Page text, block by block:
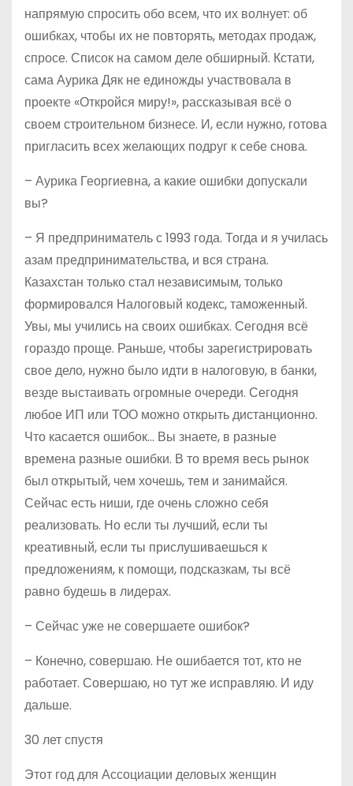
напрямую спросить обо всем, что их волнует: об
ошибках, чтобы их не повторять, методах продаж,
спросе. Список на самом деле обширный. Кстати,
сама Аурика Дяк не единожды участвовала в
проекте «Откройся миру!», рассказывая всё о
своем строительном бизнесе. И, если нужно, готова
пригласить всех желающих подруг к себе снова.
– Аурика Георгиевна, а какие ошибки допускали
вы?
– Я предприниматель с 1993 года. Тогда и я училась
азам предпринимательства, и вся страна.
Казахстан только стал независимым, только
формировался Налоговый кодекс, таможенный.
Увы, мы учились на своих ошибках. Сегодня всё
гораздо проще. Раньше, чтобы зарегистрировать
свое дело, нужно было идти в налоговую, в банки,
везде выстаивать огромные очереди. Сегодня
любое ИП или ТОО можно открыть дистанционно.
Что касается ошибок… Вы знаете, в разные
времена разные ошибки. В то время весь рынок
был открытый, чем хочешь, тем и занимайся.
Сейчас есть ниши, где очень сложно себя
реализовать. Но если ты лучший, если ты
креативный, если ты прислушиваешься к
предложениям, к помощи, подсказкам, ты всё
равно будешь в лидерах.
– Сейчас уже не совершаете ошибок?
– Конечно, совершаю. Не ошибается тот, кто не
работает. Совершаю, но тут же исправляю. И иду
дальше.
30 лет спустя
Этот год для Ассоциации деловых женщин